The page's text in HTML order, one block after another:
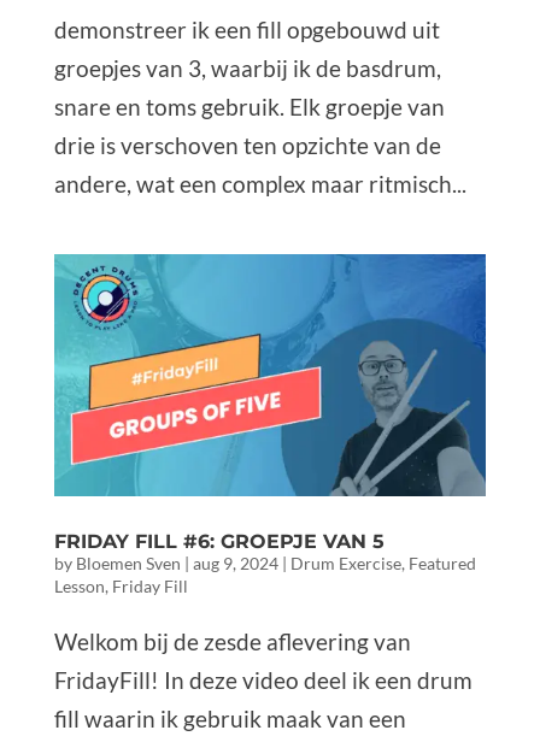
demonstreer ik een fill opgebouwd uit
groepjes van 3, waarbij ik de basdrum,
snare en toms gebruik. Elk groepje van
drie is verschoven ten opzichte van de
andere, wat een complex maar ritmisch...
FRIDAY FILL #6: GROEPJE VAN 5
by Bloemen Sven | aug 9, 2024| Drum Exercise, Featured
Lesson, Friday Fill
Welkom bij de zesde aflevering van
FridayFill! In deze video deel ik een drum
fill waarin ik gebruik maak van een